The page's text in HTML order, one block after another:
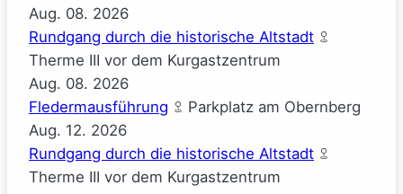
Aug. 08. 2026
Rundgang durch die historische Altstadt
Therme III vor dem Kurgastzentrum
Aug. 08. 2026
Fledermausführung
Parkplatz am Obernberg
Aug. 12. 2026
Rundgang durch die historische Altstadt
Therme III vor dem Kurgastzentrum